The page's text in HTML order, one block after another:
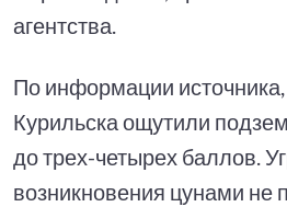
агентства.
По информации
Курильска ощутили
до трех-четырех баллов.
возникновения цунами не